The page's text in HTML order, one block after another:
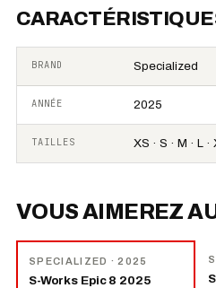
BRAND Specialized
ANNÉE 2025
TAILLES XS · S · M · L ·
VOUS AIMEREZ
SPECIALIZED · 2025
S-Works Epic 8 2025